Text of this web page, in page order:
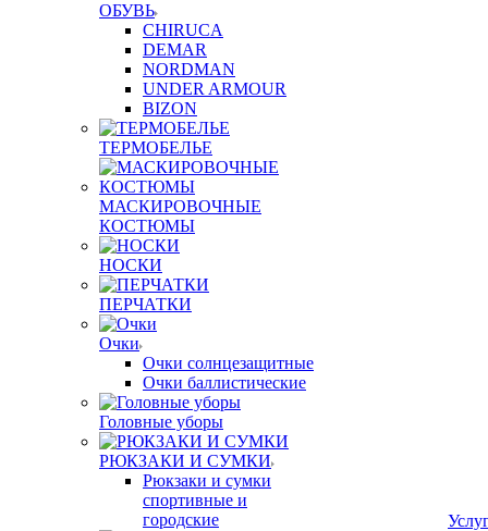
ОБУВЬ
CHIRUCA
DEMAR
NORDMAN
UNDER ARMOUR
BIZON
ТЕРМОБЕЛЬЕ
МАСКИРОВОЧНЫЕ
КОСТЮМЫ
НОСКИ
ПЕРЧАТКИ
Очки
Очки солнцезащитные
Очки баллистические
Головные уборы
РЮКЗАКИ И СУМКИ
Рюкзаки и сумки
спортивные и
городские